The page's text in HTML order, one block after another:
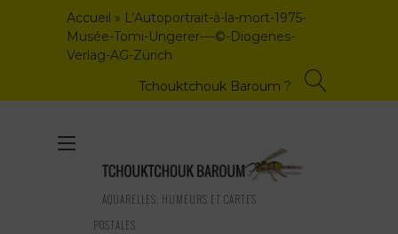
Accueil » L’Autoportrait-à-la-mort-1975-
Musée-Tomi-Ungerer-–-©-Diogenes-
Verlag-AG-Zürich
Tchouktchouk Baroum ?
AQUARELLES, HUMEURS ET CARTES
POSTALES
Toggle
navigation